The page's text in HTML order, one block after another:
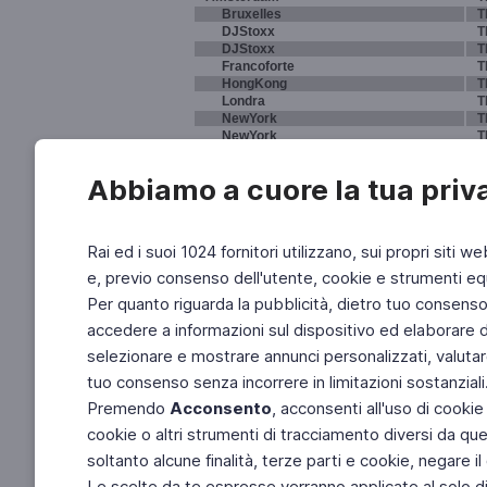
Abbiamo a cuore la tua
Rai ed i suoi 1024 fornitori utilizzano, sui propri siti
e, previo consenso dell'utente, cookie e strumenti
Per quanto riguarda la pubblicità, dietro tuo
accedere a informazioni sul dispositivo ed elaborare
selezionare e mostrare annunci personalizzati,
tuo consenso senza incorrere in limitazioni
Premendo Acconsento, acconsenti all'uso di
cookie o altri strumenti di tracciamento diversi da
soltanto alcune finalità, terze parti e cookie, negare
Bruxelles
DJStoxx
DJStoxx
Francoforte
HongKong
Londra
NewYork
NewYork
Sydney